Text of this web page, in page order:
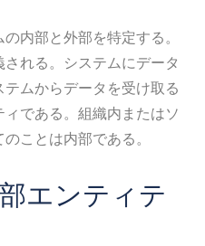
内部と外部を特定する。
れる。システムにデータ
ムからデータを受け取る
である。組織内またはソ
ことは内部である。
エンティテ